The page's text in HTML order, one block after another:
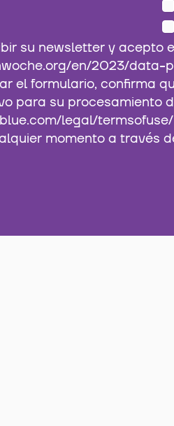
en/2023/data-
el formulario, confirma
para su procesamiento
legal/
momento a través